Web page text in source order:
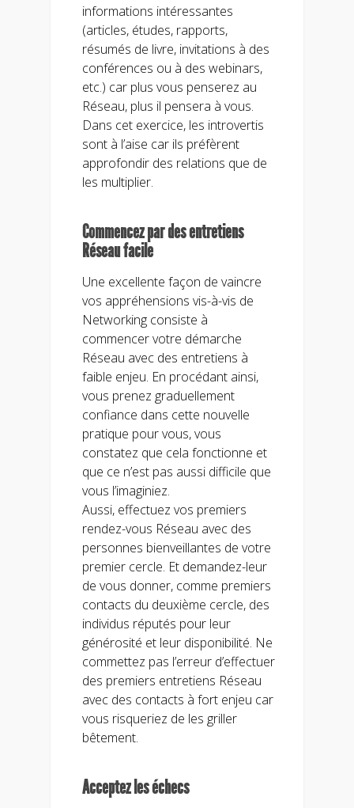
informations intéressantes
(articles, études, rapports,
résumés de livre, invitations à des
conférences ou à des webinars,
etc.) car plus vous penserez au
Réseau, plus il pensera à vous.
Dans cet exercice, les introvertis
sont à l’aise car ils préfèrent
approfondir des relations que de
les multiplier.
Commencez par des entretiens
Réseau facile
Une excellente façon de vaincre
vos appréhensions vis-à-vis de
Networking consiste à
commencer votre démarche
Réseau avec des entretiens à
faible enjeu. En procédant ainsi,
vous prenez graduellement
confiance dans cette nouvelle
pratique pour vous, vous
constatez que cela fonctionne et
que ce n’est pas aussi difficile que
vous l’imaginiez.
Aussi, effectuez vos premiers
rendez-vous Réseau avec des
personnes bienveillantes de votre
premier cercle. Et demandez-leur
de vous donner, comme premiers
contacts du deuxième cercle, des
individus réputés pour leur
générosité et leur disponibilité. Ne
commettez pas l’erreur d’effectuer
des premiers entretiens Réseau
avec des contacts à fort enjeu car
vous risqueriez de les griller
bêtement.
Acceptez les échecs